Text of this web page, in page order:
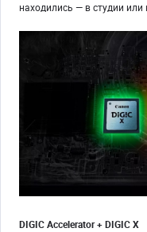
находились — в студии или
DIGIC Accelerator + DIGIC X